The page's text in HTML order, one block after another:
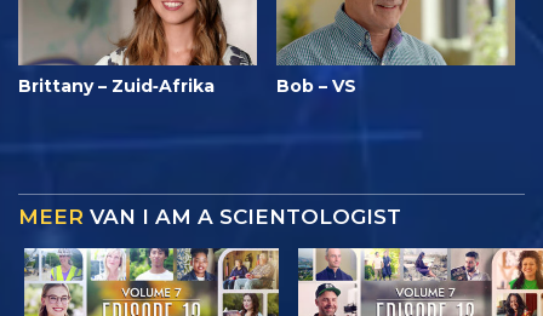
Brittany – Zuid‑Afrika Bob – VS
MEER VAN I AM A SCIENTOLOGIST